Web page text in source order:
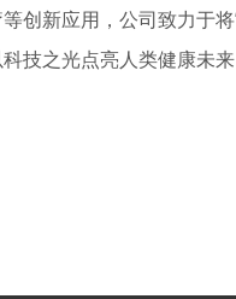
新应用，公司致力于
技之光点亮人类健康未